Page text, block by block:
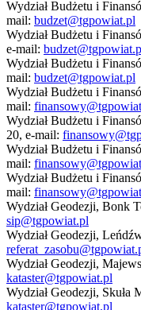
Wydział Budżetu i
mail: budzet@tgpowiat.pl
Wydział Budżetu i
e-mail:
Wydział Budżetu i
mail: budzet@tgpowiat.pl
Wydział Budżetu i
mail:
Wydział Budżetu i
20, e-mail:
Wydział Budżetu i
mail:
Wydział Budżetu i
mail:
Wydział Geodezji, Bonk
sip@tgpowiat.pl
Wydział Geodezji,
Wydział Geodezji,
kataster@tgpowiat.pl
Wydział Geodezji, Skuła
kataster@tgpowiat.pl